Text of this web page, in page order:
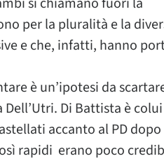
per la pluralità e la
e che, infatti, hanno
è un’ipotesi da
Di Battista è colui
accanto al PD dopo
rapidi erano poco